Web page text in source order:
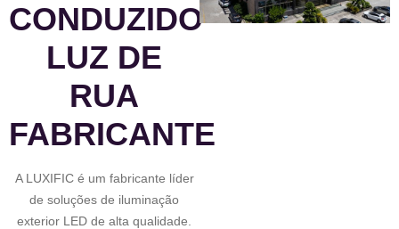
CONDUZIDO
LUZ DE
RUA
FABRICANTE
A LUXIFIC é um fabricante líder
de soluções de iluminação
exterior LED de alta qualidade.